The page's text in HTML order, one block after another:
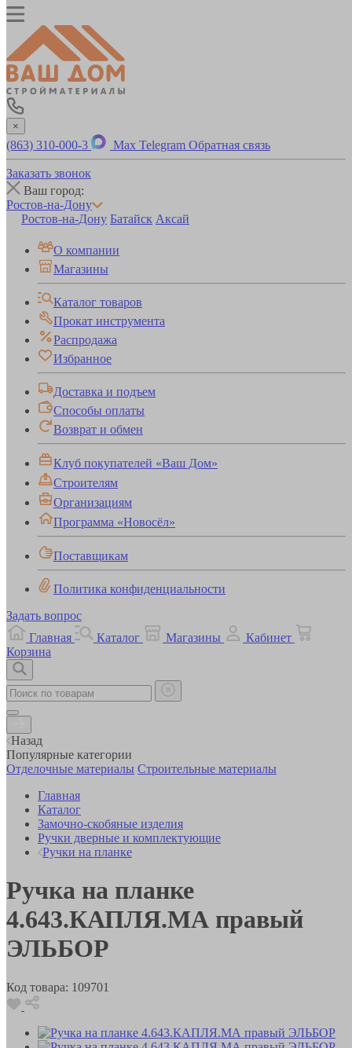
×
(863) 310-000-3 Max Telegram Обратная связь
Заказать звонок
Ваш город:
Ростов-на-Дону
Ростов-на-Дону Батайск Аксай
О компании
Магазины
Каталог товаров
Прокат инструмента
Распродажа
Избранное
Доставка и подъем
Способы оплаты
Возврат и обмен
Клуб покупателей «Ваш Дом»
Строителям
Организациям
Программа «Новосёл»
Поставщикам
Политика конфиденциальности
Задать вопрос
Главная
Каталог Магазины
Кабинет
Корзина
Назад
Популярные категории
Отделочные материалы Строительные материалы
Главная
Каталог
Замочно-скобяные изделия
Ручки дверные и комплектующие
Ручки на планке
Ручка на планке
4.643.КАПЛЯ.МА правый
ЭЛЬБОР
Код товара: 109701